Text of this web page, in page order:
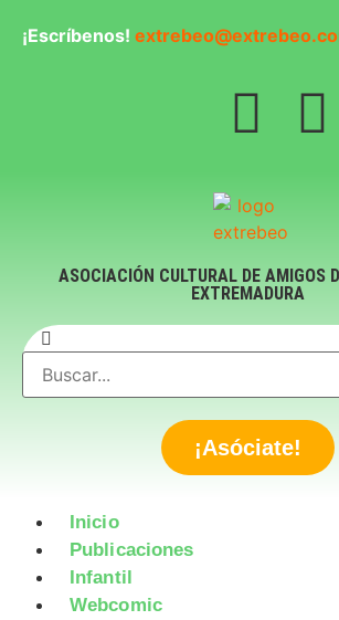
¡Escríbenos!
ASOCIACIÓN CULTURAL DE AMIGOS
EXTREMADURA
¡Asóciate!
Inicio
Publicaciones
Infantil
Webcomic